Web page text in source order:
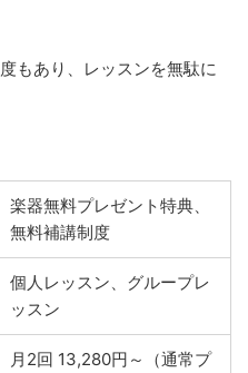
もあり、レッスンを無駄に
楽器無料プレゼント特典、
無料補講制度
個人レッスン、グループレ
ッスン
月2回 13,280円～（通常プ